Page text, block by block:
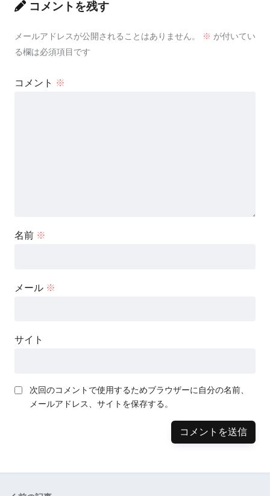
コメントを残す
メールアドレスが公開されることはありません。 ※ が付いてい
る欄は必須項目です
コメント ※
名前 ※
メール ※
サイト
次回のコメントで使用するためブラウザーに自分の名前、
メールアドレス、サイトを保存する。